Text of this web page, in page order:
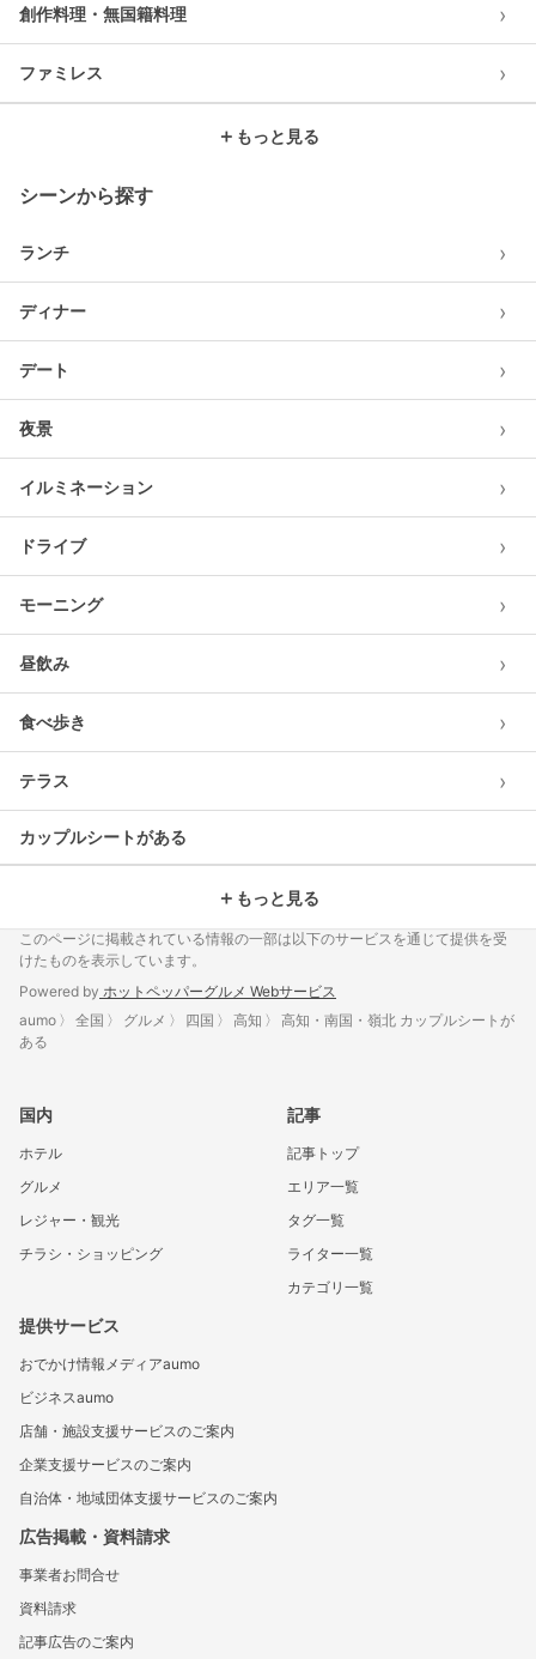
創作料理・無国籍料理 ›
ファミレス ›
＋ もっと見る
シーンから探す
ランチ ›
ディナー ›
デート ›
夜景 ›
イルミネーション ›
ドライブ ›
モーニング ›
昼飲み ›
食べ歩き ›
テラス ›
カップルシートがある
＋ もっと見る
このページに掲載されている情報の一部は以下のサービスを通じて提供を受
けたものを表示しています。
Powered by ホットペッパーグルメ Webサービス
aumo
全国 グルメ 四国 高知
高知・南国・嶺北 カップルシートが
ある
国内
ホテル
グルメ
レジャー・観光
チラシ・ショッピング
記事
記事トップ
エリア一覧
タグ一覧
ライター一覧
カテゴリ一覧
提供サービス
おでかけ情報メディアaumo
ビジネスaumo
店舗・施設支援サービスのご案内
企業支援サービスのご案内
自治体・地域団体支援サービスのご案内
広告掲載・資料請求
事業者お問合せ
資料請求
記事広告のご案内